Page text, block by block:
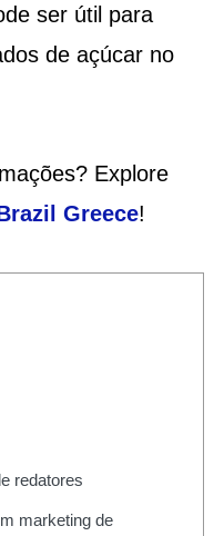
ser útil para
de açúcar no
Explore
Greece!
redatores
marketing de